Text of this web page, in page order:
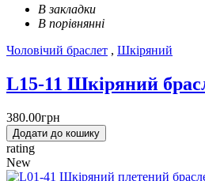
В закладки
В порівнянні
Чоловічий браслет , Шкіряний
L15-11 Шкіряний
380.00грн
Додати до кошику
rating
New